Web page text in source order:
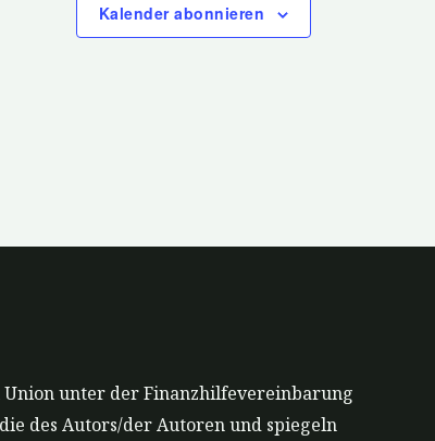
Kalender abonnieren
Union unter der Finanzhilfevereinbarung
des Autors/der Autoren und spiegeln